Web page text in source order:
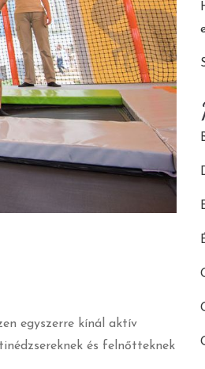
egyszerre kínál aktív
és felnőtteknek